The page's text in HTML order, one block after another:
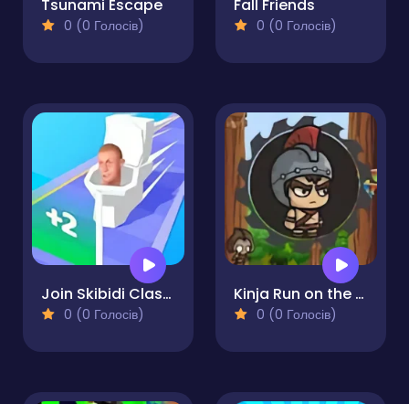
Tsunami Escape
0 (0 Голосів)
Fall Friends
0 (0 Голосів)
Join Skibidi Clash 3D
0 (0 Голосів)
Kinja Run on the Wall
0 (0 Голосів)